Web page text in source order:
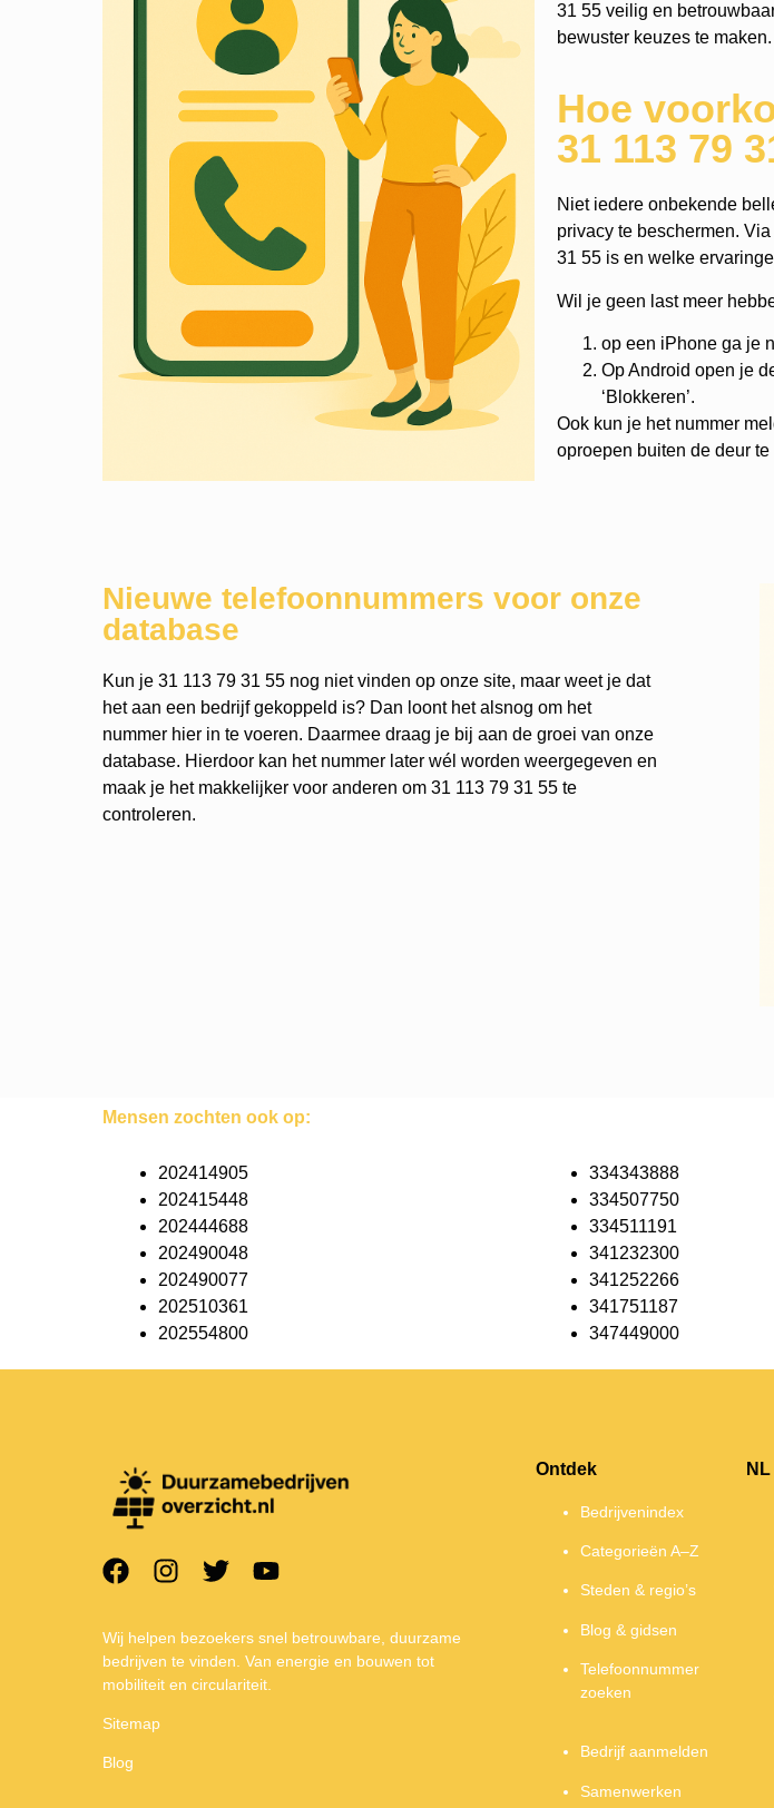
31 55 veilig en
bewuster keuzes te maken.
Hoe
31 113 79
Niet iedere onbekende
privacy te beschermen.
31 55 is en welke
Wil je geen last meer
op een iPhone ga je
Op Android open je
‘Blokkeren’.
Ook kun je het nummer
oproepen buiten de deur te
Nieuwe telefoonnummers voor onze
database
Kun je 31 113 79 31 55 nog niet vinden op onze site, maar weet je dat
het aan een bedrijf gekoppeld is? Dan loont het alsnog om het
nummer hier in te voeren. Daarmee draag je bij aan de groei van onze
database. Hierdoor kan het nummer later wél worden weergegeven en
maak je het makkelijker voor anderen om 31 113 79 31 55 te
controleren.
Mensen zochten ook op:
202414905
202415448
202444688
202490048
202490077
202510361
202554800
334343888
334507750
334511191
341232300
341252266
341751187
347449000
Wij helpen bezoekers snel betrouwbare, duurzame
bedrijven te vinden. Van energie en bouwen tot
mobiliteit en circulariteit.
Sitemap
Blog
Ontdek
Bedrijvenindex
Categorieën A–Z
Steden & regio’s
Blog & gidsen
Telefoonnummer
zoeken
Bedrijf aanmelden
Samenwerken